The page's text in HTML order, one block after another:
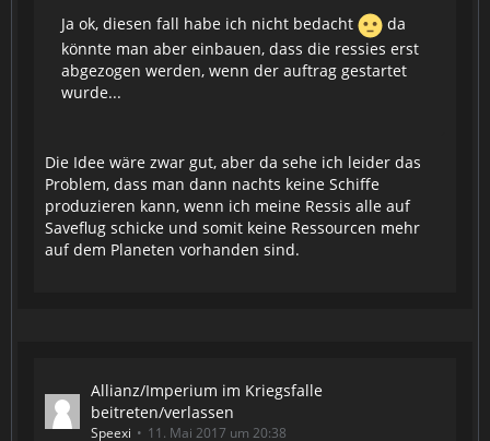
Ja ok, diesen fall habe ich nicht bedacht
da
könnte man aber einbauen, dass die ressies erst
abgezogen werden, wenn der auftrag gestartet
wurde...
Die Idee wäre zwar gut, aber da sehe ich leider das
Problem, dass man dann nachts keine Schiffe
produzieren kann, wenn ich meine Ressis alle auf
Saveflug schicke und somit keine Ressourcen mehr
auf dem Planeten vorhanden sind.
Allianz/Imperium im Kriegsfalle
beitreten/verlassen
Speexi 11. Mai 2017 um 20:38